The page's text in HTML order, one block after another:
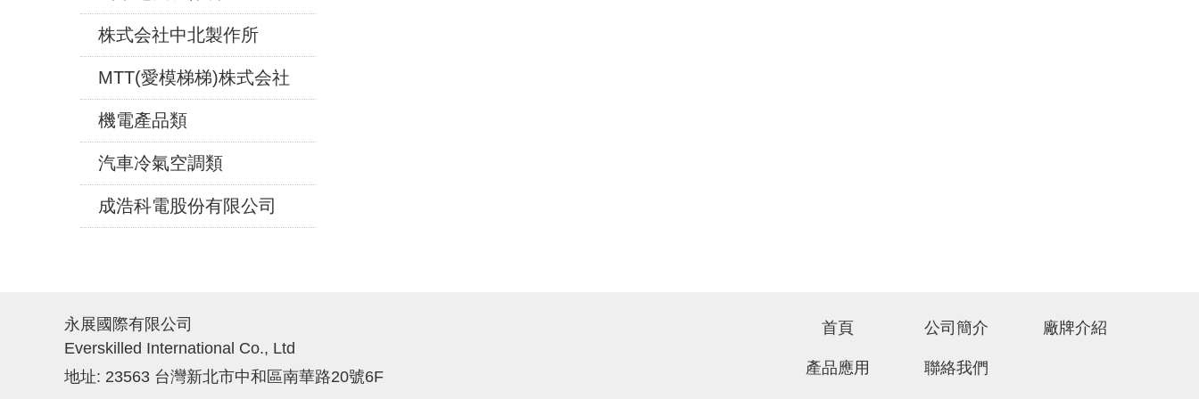
株式会社中北製作所
MTT(愛模梯梯)株式会社
機電產品類
汽車冷氣空調類
成浩科電股份有限公司
永展國際有限公司
Everskilled International Co., Ltd
地址: 23563 台灣新北市中和區南華路20號6F
首頁 公司簡介 廠牌介紹
產品應用 聯絡我們